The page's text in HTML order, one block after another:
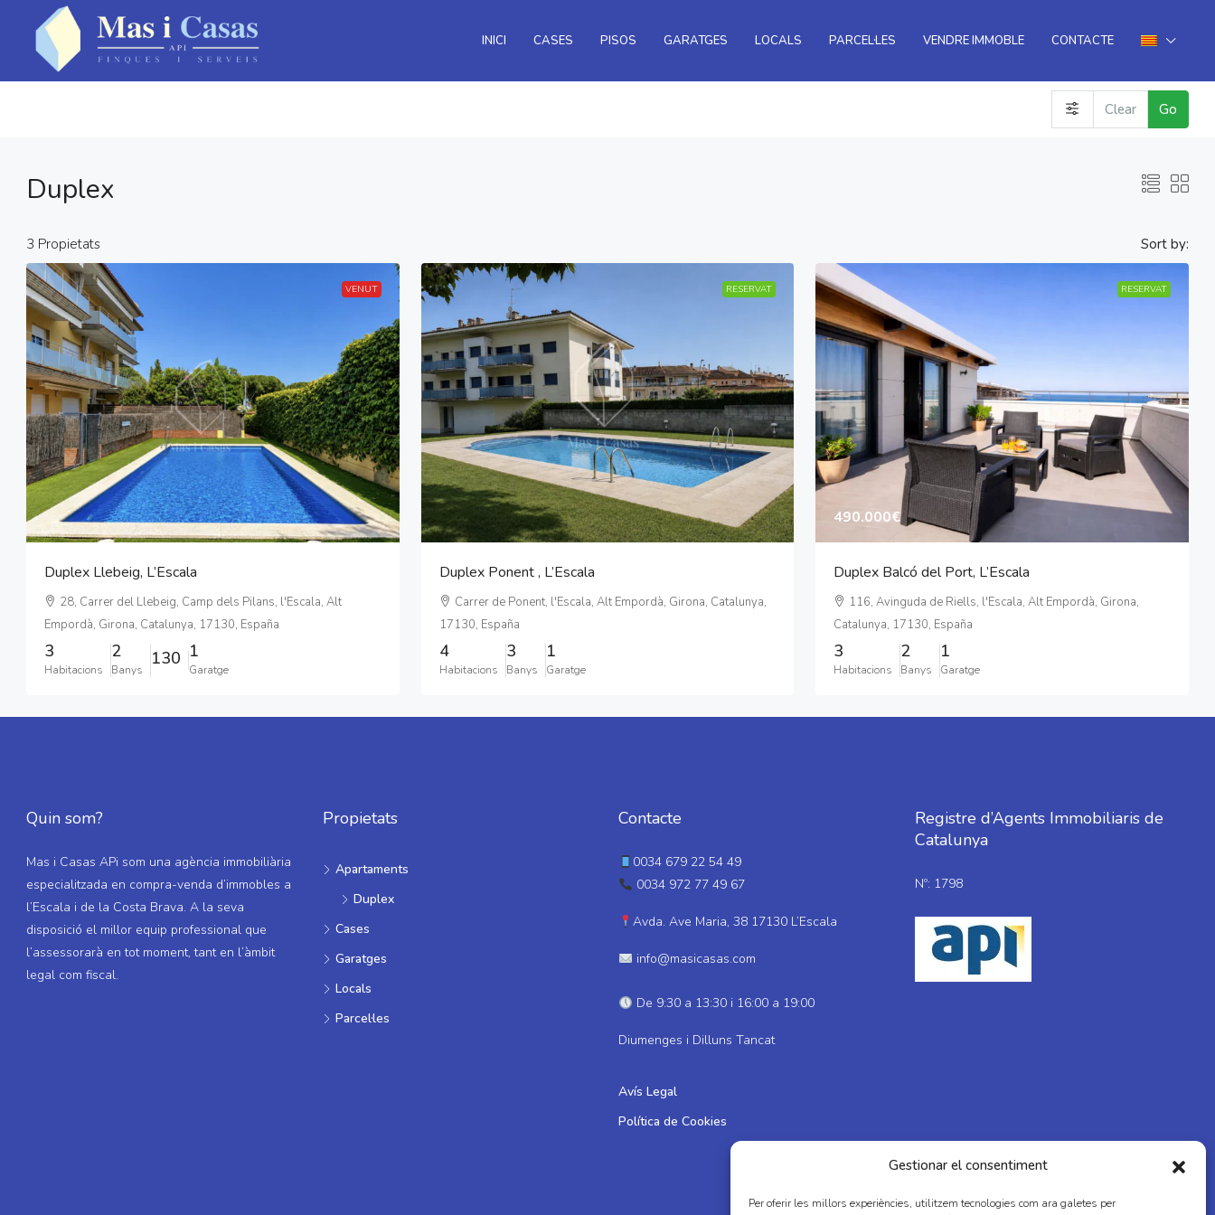
Gestionar el consentiment
Per oferir les millors experiències, utilitzem tecnologies com ara galetes per
INICI CASES PISOS GARATGES LOCALS PARCEL·LES VENDRE IMMOBLE CONTACTE
Clear Go
Duplex
3 Propietats Sort by:
VENUT
Duplex Llebeig, L’Escala
28, Carrer del Llebeig, Camp dels Pilans, l'Escala, Alt
Empordà, Girona, Catalunya, 17130, España
3
Habitacions
2
Banys
130 1
Garatge
RESERVAT
Duplex Ponent , L’Escala
Carrer de Ponent, l'Escala, Alt Empordà, Girona, Catalunya,
17130, España
4
Habitacions
3
Banys
1
Garatge
RESERVAT
490.000€
Duplex Balcó del Port, L’Escala
116, Avinguda de Riells, l'Escala, Alt Empordà, Girona,
Catalunya, 17130, España
3
Habitacions
2
Banys
1
Garatge
Quin som?
Mas i Casas APi som una agència immobiliària
especialitzada en compra-venda d’immobles a
l’Escala i de la Costa Brava. A la seva
disposició el millor equip professional que
l’assessorarà en tot moment, tant en l’àmbit
legal com fiscal.
Propietats
Apartaments
Duplex
Cases
Garatges
Locals
Parcel·les
Contacte
0034 679 22 54 49
0034 972 77 49 67
Avda. Ave Maria, 38 17130 L’Escala
info@masicasas.com
De 9:30 a 13:30 i 16:00 a 19:00
Diumenges i Dilluns Tancat
Avís Legal
Política de Cookies
Registre d’Agents Immobiliaris de
Catalunya
Nº: 1798